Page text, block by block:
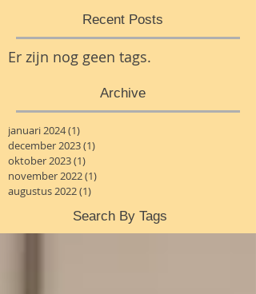
Recent Posts
Er zijn nog geen tags.
Archive
januari 2024(1)
december 2023(1)
oktober 2023(1)
november 2022(1)
augustus 2022(1)
Search By Tags